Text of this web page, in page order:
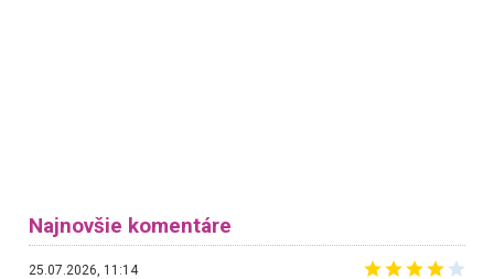
Najnovšie komentáre
25.07.2026, 11:14